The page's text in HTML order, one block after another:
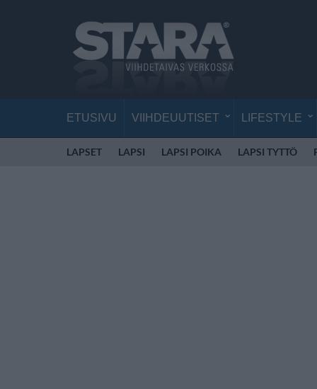
ETUSIVU VIIHDEUUTISET LIFESTYLE
LAPSET LAPSI LAPSI POIKA LAPSI TYTTÖ